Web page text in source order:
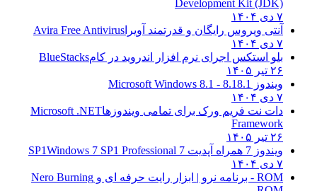
Development Kit (JDK)
۷ دی ۱۴۰۴
آنتی ویروس رایگان و قدرتمند آویرا Avira Free Antivirus
۷ دی ۱۴۰۴
بلو استکس اجرای نرم افزار اندروید در کامBlueStacks
۲۶ تیر ۱۴۰۵
ویندوز 8.1
8.1 - Microsoft Windows 8.1
۷ دی ۱۴۰۴
دات نت فریم ورک برای تمامی ویندوزهاMicrosoft .NET
Framework
۲۶ تیر ۱۴۰۵
ویندوز 7 همراه آپدیت 7 SP1
Windows 7 SP1 Professional
۷ دی ۱۴۰۴
ROM - برنامه نرو | ابزار رایت حرفه ای و
Nero Burning